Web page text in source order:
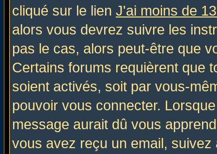
cliqué sur le lien J'ai moins de
alors vous devrez suivre les
pas le cas, alors peut-être que
Certains forums requièrent que
soient activés, soit par vous-
pouvoir vous connecter.
message aurait dû vous
vous avez reçu un email,